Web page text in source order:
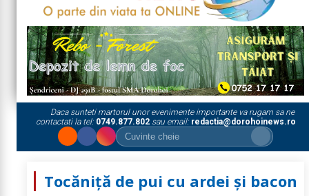
Daca sunteti martorul unor evenimente importante va rugam sa ne
contactati la tel: 0749.877.802sau email: redactia@dorohoinews.ro
Tocăniță de pui cu ardei și bacon